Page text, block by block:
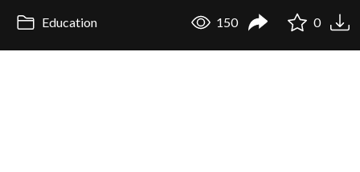
Education 150 0